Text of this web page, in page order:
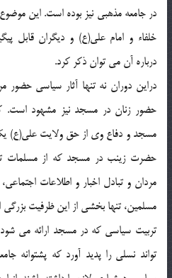
در جامعه مذهبی نیز بوده است. این
خلفاء و امام علی(ع) و دیگران قابل
درباره آن می توان ذکر کرد.
دراین دوران نه تنها آثار سیاسی حضور
حضور زنان در مسجد نیز مشهود
مسجد و دفاع وی از حق ولایت علی(ع)
مردان و تبادل اخبار و اطلاعات
مسلمین، تنها بخشی از این ظرفیت
تربیت سیاسی که در مسجد ارائه می
تواند نسلی را پدید آورد که پشتوانه